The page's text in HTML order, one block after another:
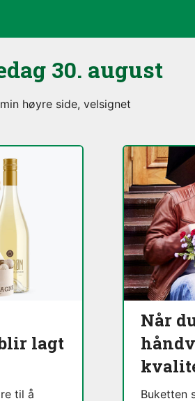
30. august
høyre side, velsignet
lagt
til å
Når
Buketten